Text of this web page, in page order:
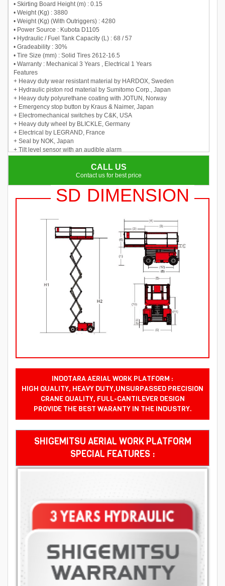
• Skirting Board Height (m) : 0.15
• Weight (Kg) : 3880
• Weight (Kg) (With Outriggers) : 4280
• Power Source : Kubota D1105
• Hydraulic / Fuel Tank Capacity (L) : 68 / 57
• Gradeability : 30%
• Tire Size (mm) : Solid Tires 2612-16.5
• Warranty : Mechanical 3 Years , Electrical 1 Years
Features
+ Heavy duty wear resistant material by HARDOX, Sweden
+ Hydraulic piston rod material by Sumitomo Corp., Japan
+ Heavy duty polyurethane coating with JOTUN, Norway
+ Emergency stop button by Kraus & Naimer, Japan
+ Electromechanical switches by C&K, USA
+ Heavy duty wheel by BLICKLE, Germany
+ Electrical by LEGRAND, France
+ Seal by NOK, Japan
+ Tilt level sensor with an audible alarm
CALL US
Contact us for best price
SD DIMENSION
INDOTARA AERIAL WORK PLATFORM :
HIGH QUALITY, HEAVY DUTY,UNSURPASSED PRECISION
CRANE QUALITY, FULL-CANTILEVER DESIGN
PROVIDE THE BEST WARANTY IN THE INDUSTRY.
SHIGEMITSU AERIAL WORK PLATFORM
SPECIAL FEATURES :